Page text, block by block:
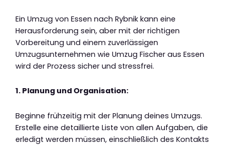
Ein Umzug von Essen nach Rybnik kann eine
Herausforderung sein, aber mit der richtigen
Vorbereitung und einem zuverlässigen
Umzugsunternehmen wie Umzug Fischer aus Essen
wird der Prozess sicher und stressfrei.
1. Planung und Organisation:
Beginne frühzeitig mit der Planung deines Umzugs.
Erstelle eine detaillierte Liste von allen Aufgaben, die
erledigt werden müssen, einschließlich des Kontakts